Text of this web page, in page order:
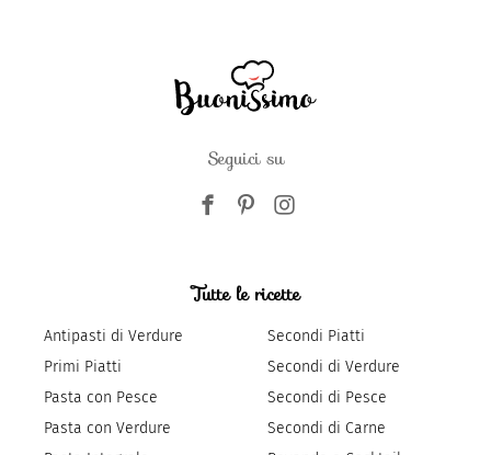
Seguici su
Tutte le ricette
Antipasti di Verdure
Primi Piatti
Pasta con Pesce
Pasta con Verdure
Secondi Piatti
Secondi di Verdure
Secondi di Pesce
Secondi di Carne